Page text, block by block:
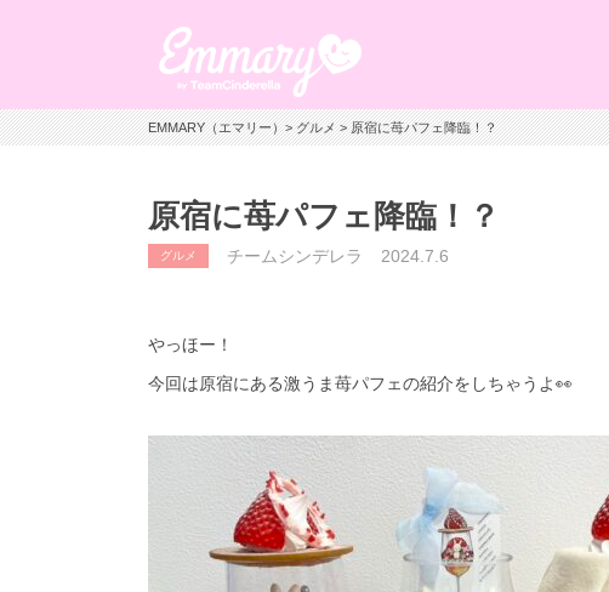
EMMARY（エマリー）>グルメ> 原宿に苺パフェ降臨！？
原宿に苺パフェ降臨！？
グルメ チームシンデレラ 2024.7.6
やっほー！
今回は原宿にある激うま苺パフェの紹介をしちゃうよ👀